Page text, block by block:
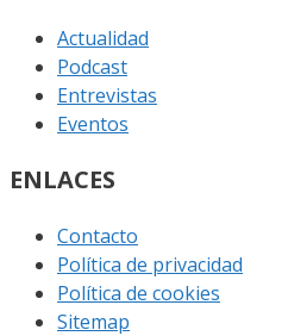
Actualidad
Podcast
Entrevistas
Eventos
ENLACES
Contacto
Política de privacidad
Política de cookies
Sitemap